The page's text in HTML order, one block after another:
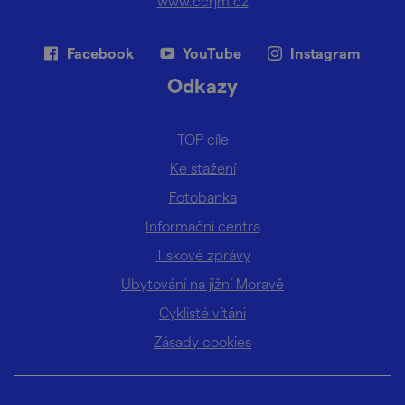
Facebook YouTube Instagram
Odkazy
TOP cíle
Ke stažení
Fotobanka
Informační centra
Tiskové zprávy
Ubytování na jižní Moravě
Cyklisté vítáni
Zásady cookies